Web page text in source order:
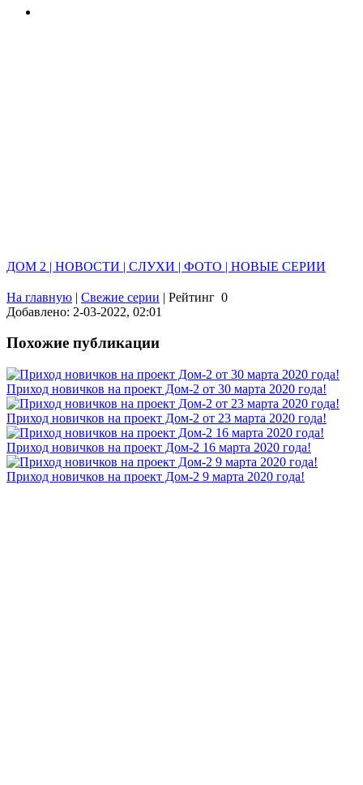
ДОМ 2 | НОВОСТИ | СЛУХИ | ФОТО | НОВЫЕ СЕРИИ
На главную | Свежие серии | Рейтинг 0
Добавлено: 2-03-2022, 02:01
Похожие публикации
Приход новичков на проект Дом-2 от 30 марта 2020 года!
Приход новичков на проект Дом-2 от 23 марта 2020 года!
Приход новичков на проект Дом-2 16 марта 2020 года!
Приход новичков на проект Дом-2 9 марта 2020 года!